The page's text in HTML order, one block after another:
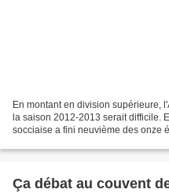
En montant en division supérieure,
la saison 2012-2013 serait difficile.
socciaise a fini neuvième des onze
Ça débat au couvent